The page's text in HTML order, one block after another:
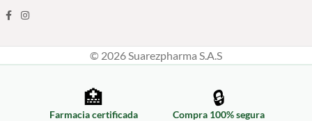
© 2026 Suarezpharma S.A.S
🏥
Farmacia certificada
🔒
Compra 100% segura